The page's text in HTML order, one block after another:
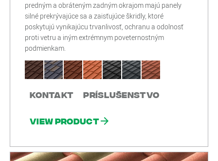
predným a obráteným zadným okrajom majú panely
silné prekrývajúce sa a zaisťujúce škridly, ktoré
poskytujú vynikajúcu trvanlivosť, ochranu a odolnosť
proti vetru a iným extrémnym poveternostným
podmienkam.
Kontakt Príslušenstvo
View product